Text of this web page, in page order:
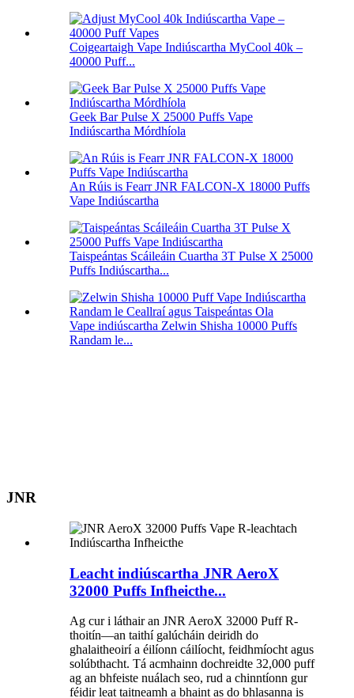
Coigeartaigh Vape Indiúscartha MyCool 40k –
40000 Puff...
Geek Bar Pulse X 25000 Puffs Vape
Indiúscartha Mórdhíola
An Rúis is Fearr JNR FALCON-X 18000 Puffs
Vape Indiúscartha
Taispeántas Scáileáin Cuartha 3T Pulse X 25000
Puffs Indiúscartha...
Vape indiúscartha Zelwin Shisha 10000 Puffs
Randam le...
JNR
Leacht indiúscartha JNR AeroX
32000 Puffs Infheicthe...
Ag cur i láthair an JNR AeroX 32000 Puff R-
thoitín—an taithí galúcháin deiridh do
ghalaitheoirí a éilíonn cáilíocht, feidhmíocht agus
solúbthacht. Tá acmhainn dochreidte 32,000 puff
ag an bhfeiste nuálach seo, rud a chinntíonn gur
féidir leat taitneamh a bhaint as do bhlasanna is